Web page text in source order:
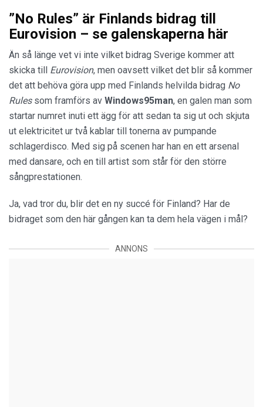
”No Rules” är Finlands bidrag till
Eurovision – se galenskaperna här
Än så länge vet vi inte vilket bidrag Sverige kommer att
skicka till Eurovision, men oavsett vilket det blir så kommer
det att behöva göra upp med Finlands helvilda bidrag No
Rules som framförs av Windows95man, en galen man som
startar numret inuti ett ägg för att sedan ta sig ut och skjuta
ut elektricitet ur två kablar till tonerna av pumpande
schlagerdisco. Med sig på scenen har han en ett arsenal
med dansare, och en till artist som står för den större
sångprestationen.
Ja, vad tror du, blir det en ny succé för Finland? Har de
bidraget som den här gången kan ta dem hela vägen i mål?
ANNONS